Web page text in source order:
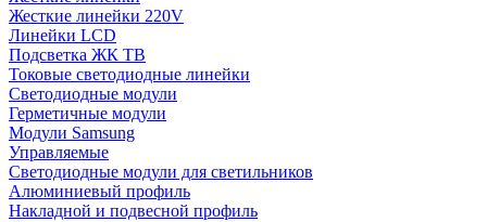
Жесткие линейки 220V
Линейки LCD
Подсветка ЖК ТВ
Токовые светодиодные линейки
Светодиодные модули
Герметичные модули
Модули Samsung
Управляемые
Светодиодные модули для светильников
Алюминиевый профиль
Накладной и подвесной профиль